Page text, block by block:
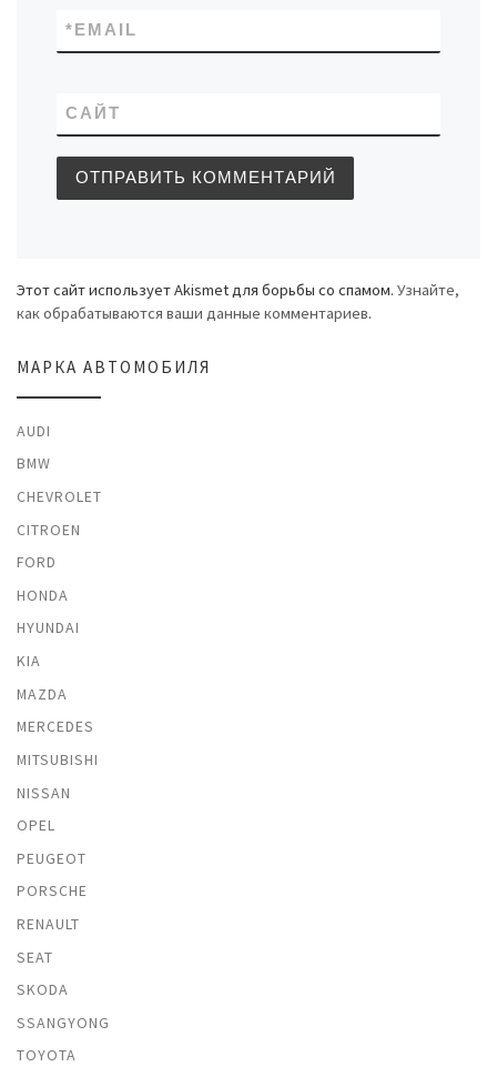
EMAIL
*
САЙТ
Этот сайт использует Akismet для борьбы со спамом. Узнайте,
как обрабатываются ваши данные комментариев.
МАРКА АВТОМОБИЛЯ
AUDI
BMW
CHEVROLET
CITROEN
FORD
HONDA
HYUNDAI
KIA
MAZDA
MERCEDES
MITSUBISHI
NISSAN
OPEL
PEUGEOT
PORSCHE
RENAULT
SEAT
SKODA
SSANGYONG
TOYOTA